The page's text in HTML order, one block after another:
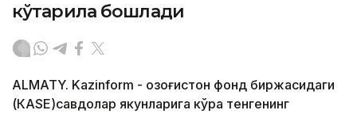
кўтарила бошлади
ALMATY. Kazinform - Қозоғистон фонд биржасидаги
(КASЕ)савдолар якунларига кўра тенгенинг